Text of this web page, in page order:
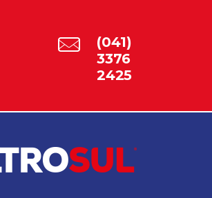
(041)
3376
2425